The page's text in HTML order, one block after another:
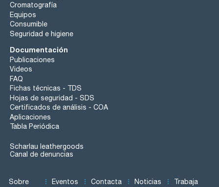
Cromatografía
Equipos
Consumible
Seguridad e higiene
Documentación
Publicaciones
Videos
FAQ
Fichas técnicas - TDS
Hojas de seguridad - SDS
Certificados de análisis - COA
Aplicaciones
Tabla Periódica
Scharlau leathergoods
Canal de denuncias
Sobre
Eventos Contacta Noticias
Trabaja